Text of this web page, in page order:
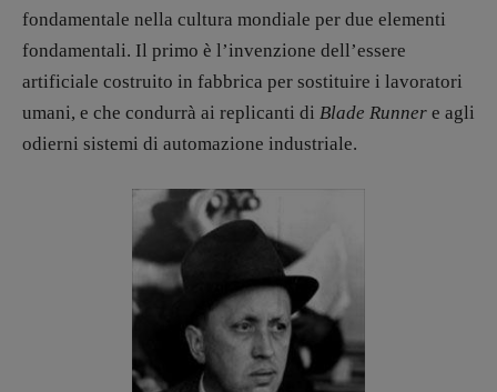
Walter Catalano, Giuseppe Costigliola,
Anna da Re ,Roberto Derobertis,Elio
Grasso,Fabio Malagnini,Valentina
Marcoli
Elisabetta Michielin ,Nicole
Tania Tonin
Case editrici e coordinamento
Elio Grasso[eliovoyager@gmail.com]
Coordinamento Primo Piano
Elisabetta Michielin
[michielin.elisabetta@gmail.com]
Coordinamento News in breve:
Anna da Re
fondamentale nella cultura mondiale per due elementi
fondamentali. Il primo è l’invenzione dell’essere
artificiale costruito in fabbrica per sostituire i lavoratori
umani, e che condurrà ai replicanti di Blade Runner e agli
odierni sistemi di automazione industriale.